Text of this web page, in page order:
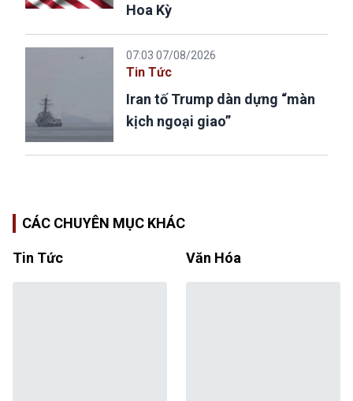
Hoa Kỳ
07:03 07/08/2026
Tin Tức
Iran tố Trump dàn dựng “màn
kịch ngoại giao”
CÁC CHUYÊN MỤC KHÁC
Tin Tức Văn Hóa